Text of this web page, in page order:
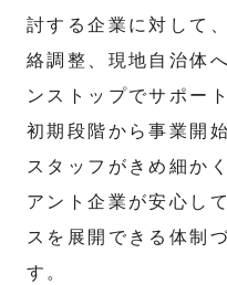
討する企業に対して
絡調整、現地自治体
ンストップでサポー
初期段階から事業開
スタッフがきめ細か
アント企業が安心し
スを展開できる体制
す。